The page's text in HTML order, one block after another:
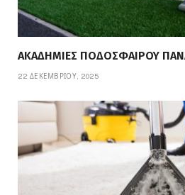
ΑΚΑΔΗΜΙΕΣ ΠΟΔΟΣΦΑΙΡΟΥ
22 ΔΕΚΕΜΒΡΊΟΥ, 2025